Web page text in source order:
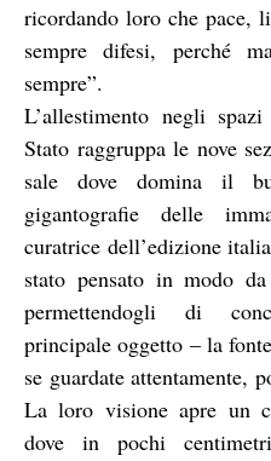
ricordando loro che pace,
sempre difesi, perché
sempre”.
L’allestimento negli
Stato raggruppa le nove
sale dove domina il
gigantografie delle
curatrice dell’edizione
stato pensato in modo
permettendogli di
principale oggetto – la
se guardate attentamente,
La loro visione apre un
dove in pochi